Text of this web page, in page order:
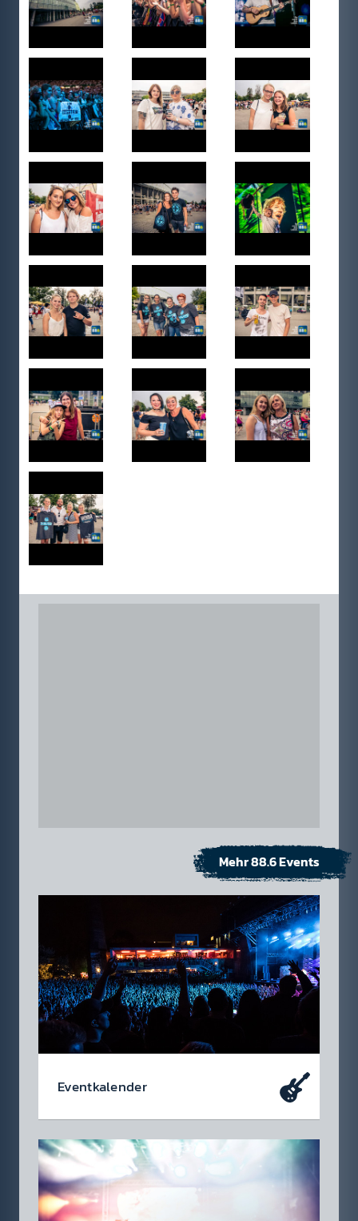
Mehr 88.6 Events
Event­kalen­der
Da soll­test du dabei sein – oder zu­mindest
so tun als ob. Die wir­klich coolen Events, die
du dir heute schon in den Kalen­der ein­tragen
soll­test.